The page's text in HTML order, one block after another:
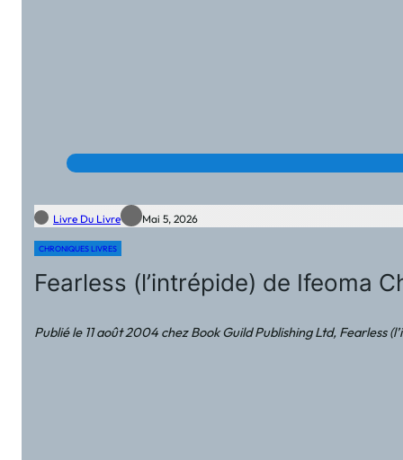
Livre Du Livre Mai 5, 2026
CHRONIQUES LIVRES
Fearless (l’intrépide) de Ifeoma
Publié le 11 août 2004 chez Book Guild Publishing Ltd,